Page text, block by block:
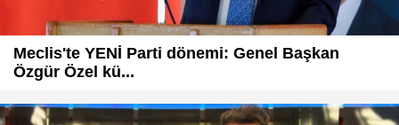
Meclis'te YENİ Parti dönemi: Genel Başkan
Özgür Özel kü...